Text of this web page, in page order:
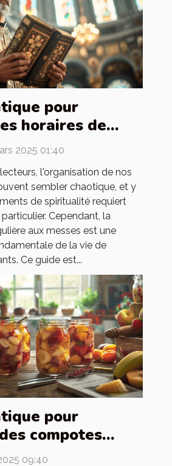
pour
horaires de
votre
2025 01:40
l'organisation de nos
sembler chaotique, et y
de spiritualité requiert
Cependant, la
aux messes est une
de la vie de
Ce guide est...
pour
compotes
toute la famille
09:40